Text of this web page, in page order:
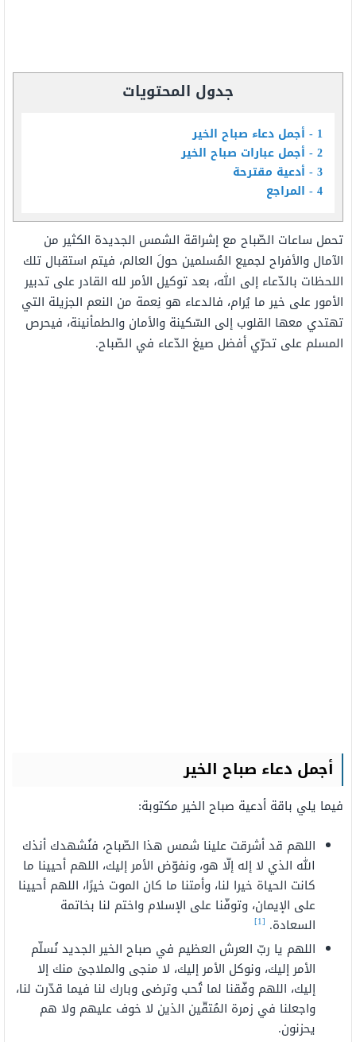
جدول المحتويات
1
أجمل دعاء صباح الخير
2 أجمل عبارات صباح الخير
3 أدعية مقترحة
4 المراجع
تحمل ساعات الصّباح مع إشراقة الشمس الجديدة الكثير من
الآمال والأفراح لجميع المُسلمين حولَ العالم، فيتم استقبال تلك
اللحظات بالدّعاء إلى الله، بعد توكيل الأمر لله القادر على تدبير
الأمور على خير ما يُرام، فالدعاء هو نِعمة من النعم الجزيلة التي
تهتدي معها القلوب إلى السّكينة والأمان والطمأنينة، فيحرص
المسلم على تحرّي أفضل صيغ الدّعاء في الصّباح.
أجمل دعاء صباح الخير
فيما يلي باقة أدعية صباح الخير مكتوبة:
اللهم قد أشرقت علينا شمس هذا الصّباح، فنُشهدك أنذك
الله الذي لا إله إلّا هو، ونفوّض الأمر إليك، اللهم أحيينا ما
كانت الحياة خيرا لنا، وأمتنا ما كان الموت خيرًا، اللهم أحيينا
على الإيمان، وتوفّنا على الإسلام واختم لنا بخاتمة
السعادة. [1]
اللهم يا ربّ العرش العظيم في صباح الخير الجديد نُسلّم
الأمر إليك، ونوكل الأمر إليك، لا منجى والملاجئ منك إلا
إليك، اللهم وفّقنا لما تُحب وترضى وبارك لنا فيما قدّرت لنا،
واجعلنا في زمرة المُتقّين الذين لا خوف عليهم ولا هم
يحزنون.